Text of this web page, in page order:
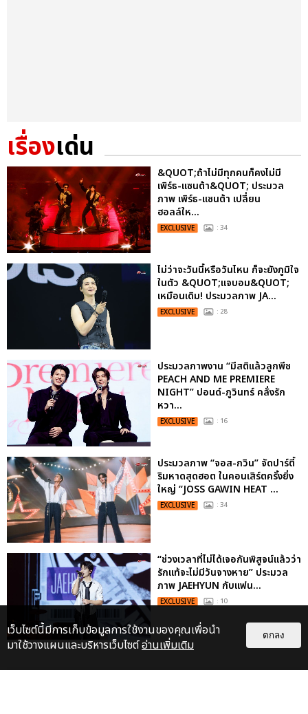
เรื่องเด่น
&QUOT;ถ้าไม่มีทุกคนก็คงไม่มี
เพิร์ธ-แซนต้า&QUOT; ประมวล
ภาพ เพิร์ธ-แซนต้า เปลี่ยน
ฮอลล์ให...
EXCLUSIVE : 34
ไม่ว่าจะวันนี้หรือวันไหน ก็จะยังภูมิใจ
ในตัว &QUOT;แจบอม&QUOT;
เหมือนเดิม! ประมวลภาพ JA...
EXCLUSIVE : 28
ประมวลภาพงาน “มีสติแล้วลูกพีช
PEACH AND ME PREMIERE
NIGHT” ปอนด์-ภูวินทร์ คลั่งรัก
หวา...
EXCLUSIVE : 16
ประมวลภาพ “จอส-กวิน” จัดปาร์ตี้
ริมหาดสุดฮอต ในคอนเสิร์ตครั้งยิ่ง
ใหญ่ “JOSS GAWIN HEAT ...
EXCLUSIVE : 34
“ช่วงเวลาที่ไม่ได้เจอกันพิสูจน์แล้วว่า
รักแท้จะไม่มีวันจางหาย” ประมวล
ภาพ JAEHYUN กับแฟน...
EXCLUSIVE : 10
เว็บไซต์นี้มีการเก็บข้อมูลการใช้งานของคุณเพื่อนำ
มาใช้วางแผนและบริหารเว็บไซต์อ่านเพิ่มเติม
ตกลง